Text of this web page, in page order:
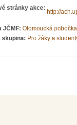
stránky akce:
http://
JČMF: Olomoucká pobočka
skupina: Pro žáky a